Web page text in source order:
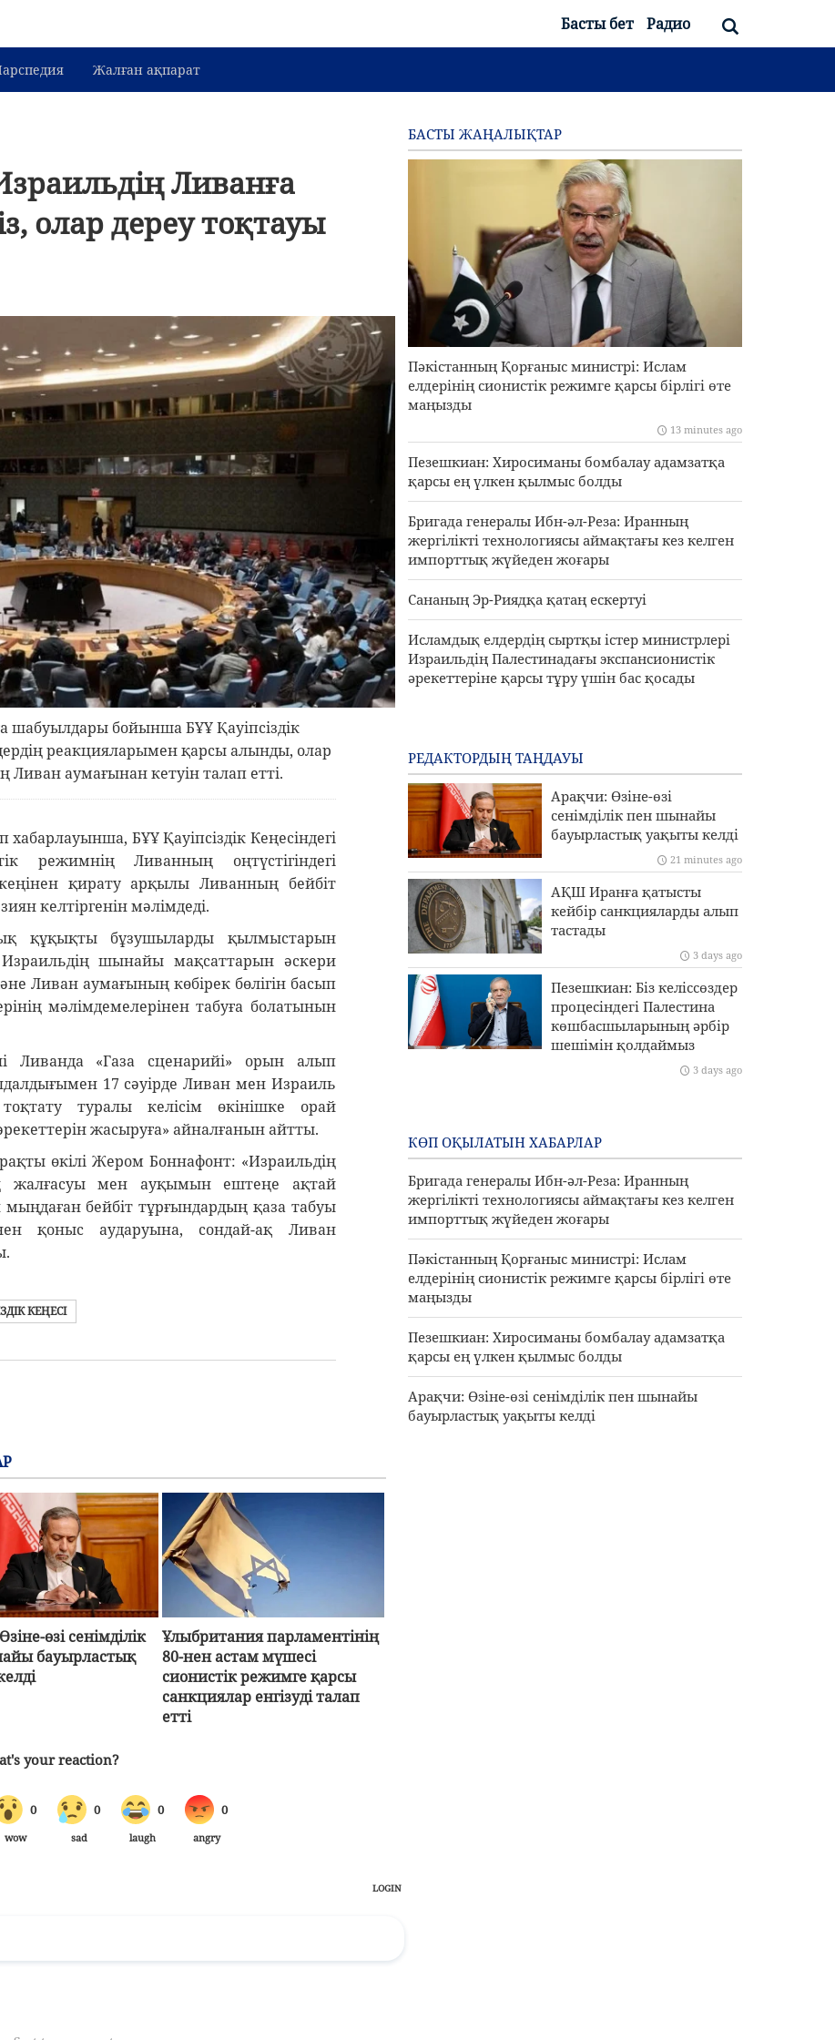
Басты бет Радио
Жалған ақпарат
Ливанға
олар дереу тоқтауы
шабуылдары бойынша БҰҰ Қауіпсіздік
реакцияларымен қарсы алынды, олар
аумағынан кетуін талап етті.
БҰҰ Қауіпсіздік Кеңесіндегі
режимнің Ливанның оңтүстігіндегі
қирату арқылы Ливанның бейбіт
келтіргенін мәлімдеді.
құқықты бұзушыларды қылмыстарын
Израильдің шынайы мақсаттарын әскери
Ливан аумағының көбірек бөлігін басып
мәлімдемелерінен табуға болатынын
Ливанда «Газа сценарийі» орын алып
17 сәуірде Ливан мен Израиль
туралы келісім өкінішке орай
жасыруға» айналғанын айтты.
өкілі Жером Боннафонт: «Израильдің
жалғасуы мен ауқымын ештеңе ақтай
бейбіт тұрғындардың қаза табуы
қоныс аударуына, сондай-ақ Ливан
КЕҢЕСІ
өзі сенімділік
бауырластық
Ұлыбритания парламентінің
80-нен астам мүшесі
сионистік режимге қарсы
санкциялар енгізуді талап
етті
БАСТЫ ЖАҢАЛЫҚТАР
Пәкістанның Қорғаныс министрі: Ислам
елдерінің сионистік режимге қарсы бірлігі өте
маңызды
13 minutes ago
Пезешкиан: Хиросиманы бомбалау адамзатқа
қарсы ең үлкен қылмыс болды
Бригада генералы Ибн-әл-Реза: Иранның
жергілікті технологиясы аймақтағы кез келген
импорттық жүйеден жоғары
Сананың Эр-Риядқа қатаң ескертуі
Исламдық елдердің сыртқы істер министрлері
Израильдің Палестинадағы экспансионистік
әрекеттеріне қарсы тұру үшін бас қосады
РЕДАКТОРДЫҢ ТАҢДАУЫ
Арақчи: Өзіне-өзі
сенімділік пен шынайы
бауырластық уақыты келді
21 minutes ago
АҚШ Иранға қатысты
кейбір санкцияларды алып
тастады
3 days ago
Пезешкиан: Біз келіссөздер
процесіндегі Палестина
көшбасшыларының әрбір
шешімін қолдаймыз
3 days ago
КӨП ОҚЫЛАТЫН ХАБАРЛАР
Бригада генералы Ибн-әл-Реза: Иранның
жергілікті технологиясы аймақтағы кез келген
импорттық жүйеден жоғары
Пәкістанның Қорғаныс министрі: Ислам
елдерінің сионистік режимге қарсы бірлігі өте
маңызды
Пезешкиан: Хиросиманы бомбалау адамзатқа
қарсы ең үлкен қылмыс болды
Арақчи: Өзіне-өзі сенімділік пен шынайы
бауырластық уақыты келді